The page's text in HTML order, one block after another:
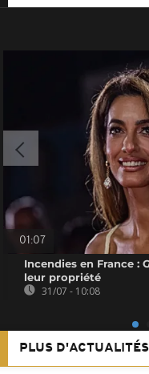
01:07
Incendies en France :
leur propriété
31/07 - 10:08
PLUS D'ACTUALITÉS